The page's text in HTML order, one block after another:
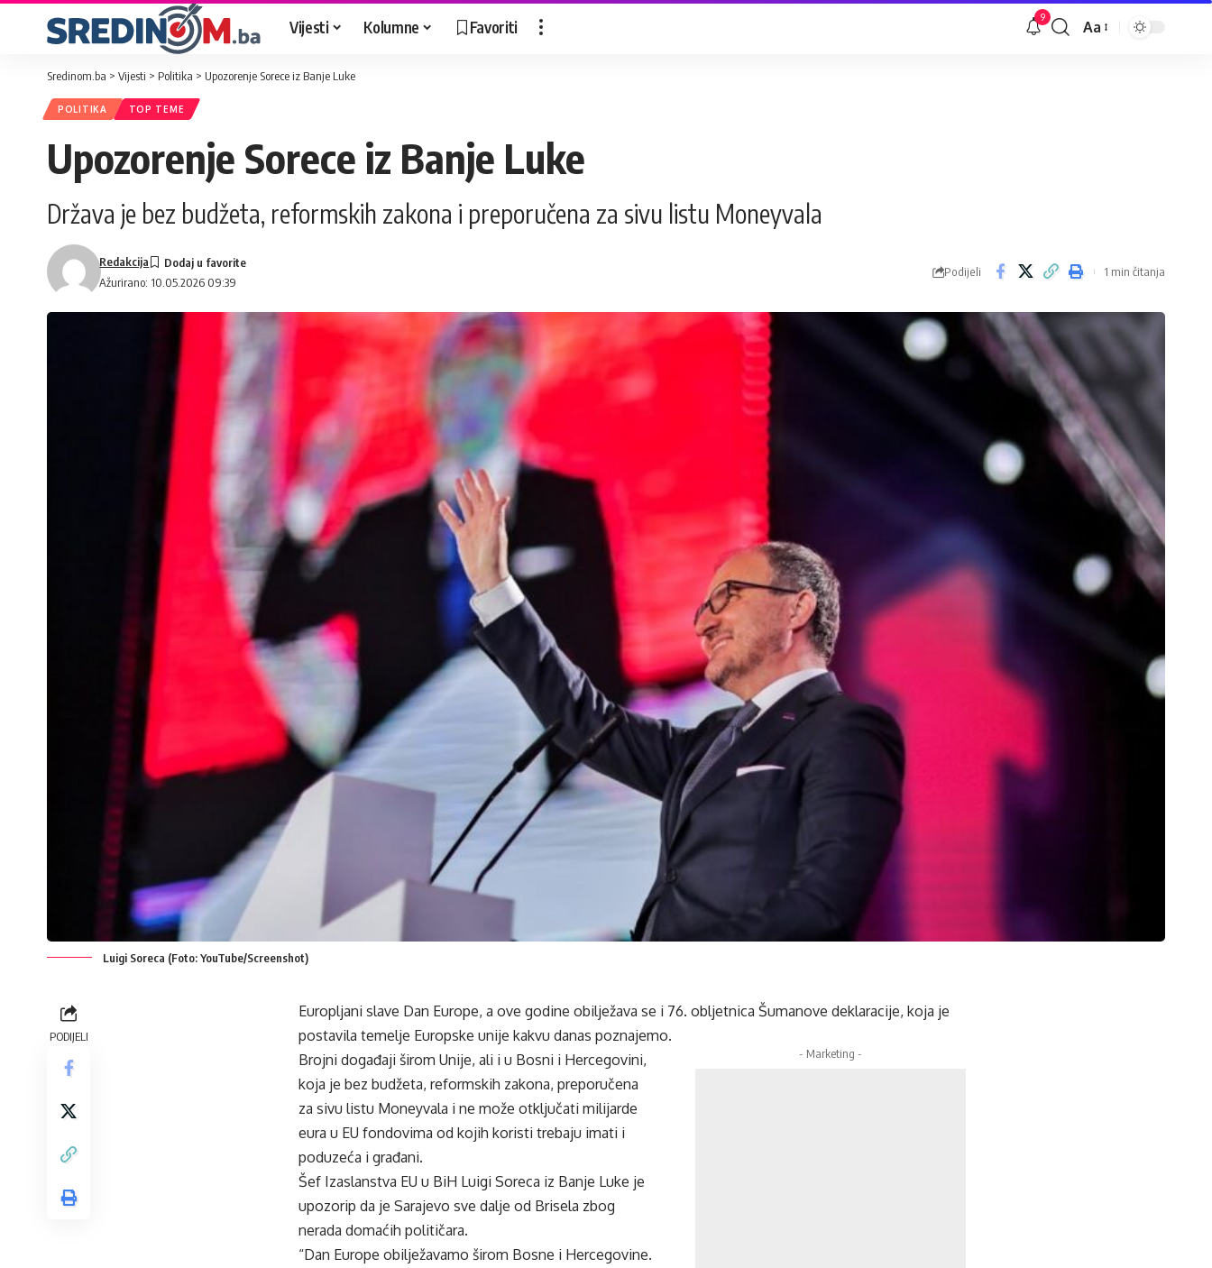
Vijesti Kolumne Favoriti 9
Veličina
Aa
Sredinom.ba > Vijesti > Politika > Upozorenje Sorece iz Banje Luke
POLITIKA TOP TEME
Upozorenje Sorece iz Banje Luke
Država je bez budžeta, reformskih zakona i preporučena za sivu listu Moneyvala
Ažurirano: 10.05.2026 09:39
Redakcija
Podijeli 1 min čitanja
Luigi Soreca (Foto: YouTube/Screenshot)
PODIJELI
Europljani slave Dan Europe, a ove godine obilježava se i 76. obljetnica Šumanove deklaracije, koja je
postavila temelje Europske unije kakvu danas poznajemo.
- Marketing -
Brojni događaji širom Unije, ali i u Bosni i Hercegovini,
koja je bez budžeta, reformskih zakona, preporučena
za sivu listu Moneyvala i ne može otključati milijarde
eura u EU fondovima od kojih koristi trebaju imati i
poduzeća i građani.
Šef Izaslanstva EU u BiH Luigi Soreca iz Banje Luke je
upozorip da je Sarajevo sve dalje od Brisela zbog
nerada domaćih političara.
“Dan Europe obilježavamo širom Bosne i Hercegovine.